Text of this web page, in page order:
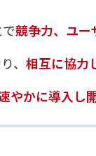
競争力、ユー
、 相互に協力
やかに導入し